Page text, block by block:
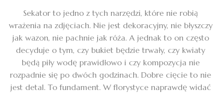
Sekator to jedno z tych narzędzi, które nie robią
wrażenia na zdjęciach. Nie jest dekoracyjny, nie błyszczy
jak wazon, nie pachnie jak róża. A jednak to on często
decyduje o tym, czy bukiet będzie trwały, czy kwiaty
będą piły wodę prawidłowo i czy kompozycja nie
rozpadnie się po dwóch godzinach. Dobre cięcie to nie
jest detal. To fundament. W florystyce naprawdę widać